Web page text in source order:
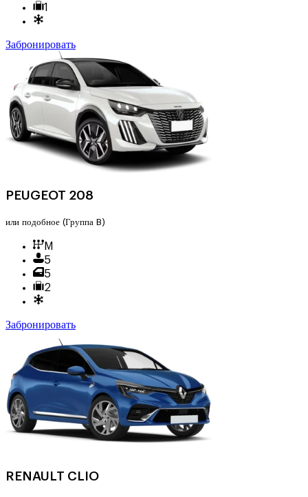
1
Забронировать
PEUGEOT 208
или подобное (Группа B)
M
5
5
2
Забронировать
RENAULT CLIO